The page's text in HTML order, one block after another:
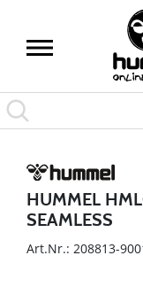
HUMMEL
SEAMLESS
Art.Nr.: 208813-